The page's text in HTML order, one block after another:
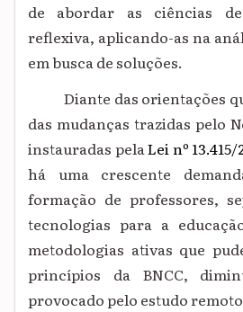
de abordar as ciências
reflexiva, aplicando-as na
em busca de soluções.
Diante das orientações
das mudanças trazidas pelo
instauradas pelaLei nº 13.415/
há uma crescente
formação de professores,
tecnologias para a
metodologias ativas que
princípios da BNCC,
provocado pelo estudo